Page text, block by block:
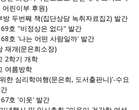
어린이부 후원)
방 두번째 책(집단상담 녹취자료집2) 발간
호 "비정상은 없다" 발간
호 '나는 어떤 사람일까' 발간
재개(문은희소장)
2학기 개학
여름방학
한 심리학여행(문은희, 도서출판니)'-수요
호 '이웃' 발간